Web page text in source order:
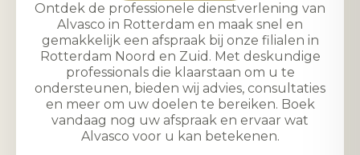
Ontdek de professionele dienstverlening van
Alvasco in Rotterdam en maak snel en
gemakkelijk een afspraak bij onze filialen in
Rotterdam Noord en Zuid. Met deskundige
professionals die klaarstaan om u te
ondersteunen, bieden wij advies, consultaties
en meer om uw doelen te bereiken. Boek
vandaag nog uw afspraak en ervaar wat
Alvasco voor u kan betekenen.